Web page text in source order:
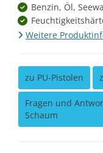
Benzin, Öl,
Weitere
zu PU-Pistolen
Fragen und
Schaum